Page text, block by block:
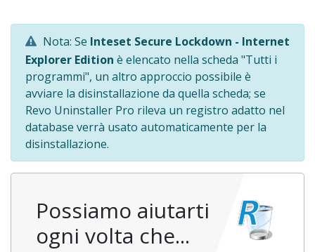
Nota: Se Inteset Secure Lockdown - Internet
Explorer Edition è elencato nella scheda "Tutti i
programmi", un altro approccio possibile è
avviare la disinstallazione da quella scheda; se
Revo Uninstaller Pro rileva un registro adatto nel
database verrà usato automaticamente per la
disinstallazione.
Possiamo aiutarti
ogni volta che...